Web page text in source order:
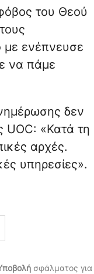
του Θεού
με ενέπνευσε
να πάμε
δεν
UOC: «Κατά τη
αρχές.
υπηρεσίες».
σφάλματος για